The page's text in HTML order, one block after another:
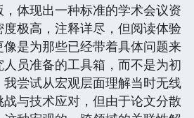
体现出一种标准的学术会议资
极高，注释详尽，但阅读体验
是为那些已经带着具体问题来
员准备的工具箱，而不是为初
尝试从宏观层面理解当时无线
与技术应对，但由于论文分散